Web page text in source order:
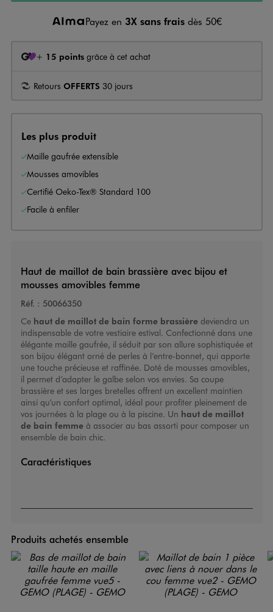
Payez en 3X sans frais dès 50€
+ 15 points grâce à cet achat
Retours OFFERTS 30 jours
Les plus produit
Maille gaufrée extensible
Mousses amovibles
Certifié Oeko-Tex® Standard 100
Facile à enfiler
Haut de maillot de bain brassière avec bijou et
mousses amovibles femme
Réf. : 50066350
Ce haut de maillot de bain forme brassièredeviendra un
indispensable de votre vestiaire estival. Confectionné dans une
élégante maille gaufrée, il séduit par son allure sophistiquée et
son bijou élégant orné de perles à l’entre-bonnet, qui apporte
une touche précieuse et raffinée. Doté de mousses amovibles,
il permet d’adapter le galbe selon vos envies. Sa coupe
brassière et ses larges bretelles offrent un excellent maintien
ainsi qu’un confort optimal, idéal pour profiter pleinement de
vos journées à la plage ou à la piscine. Un haut de maillot
de bain femmeà associer au bas assorti pour composer un
ensemble de bain chic.
Caractéristiques
Produits achetés ensemble